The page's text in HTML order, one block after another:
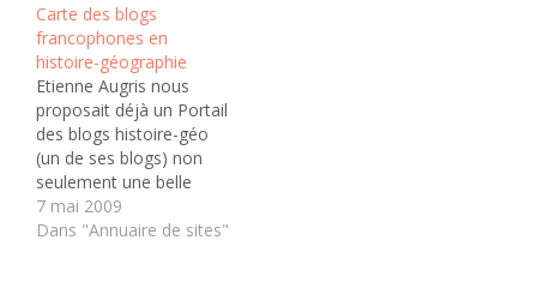
Pourquoi est-il devenu si
difficile d’enseigner
l’histoire dans les classes
du primaire et du
secondaire ?…
Carte des blogs
francophones en
histoire-géographie
Etienne Augris nous
proposait déjà un Portail
des blogs histoire-géo
(un de ses blogs) non
seulement une belle
brochette de blogs
consacrés à l'histoire-
7 mai 2009
Dans "Annuaire de sites"